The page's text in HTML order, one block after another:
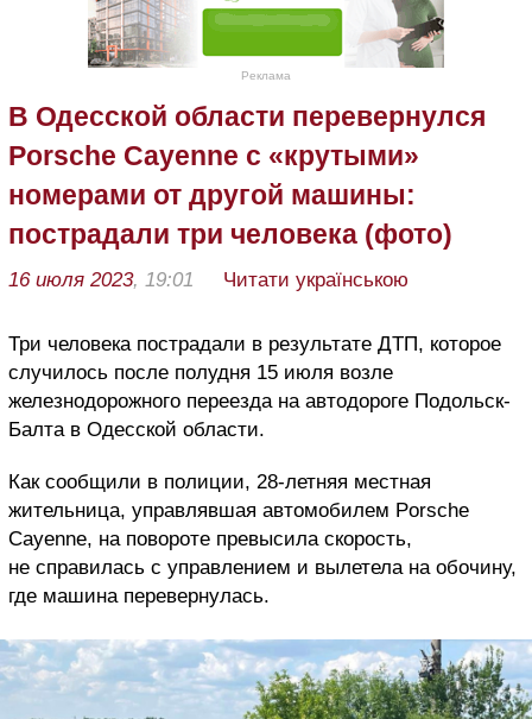
Реклама
В Одесской области перевернулся
Porsche Cayenne с «крутыми»
номерами от другой машины:
пострадали три человека (фото)
16 июля 2023, 19:01 Читати українською
Три человека пострадали в результате ДТП, которое
случилось после полудня 15 июля возле
железнодорожного переезда на автодороге Подольск-
Балта в Одесской области.
Как сообщили в полиции, 28-летняя местная
жительница, управлявшая автомобилем Porsche
Cayenne, на повороте превысила скорость,
не справилась с управлением и вылетела на обочину,
где машина перевернулась.